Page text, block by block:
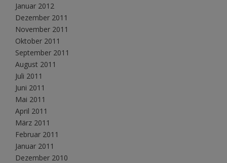
Januar 2012
Dezember 2011
November 2011
Oktober 2011
September 2011
August 2011
Juli 2011
Juni 2011
Mai 2011
April 2011
März 2011
Februar 2011
Januar 2011
Dezember 2010